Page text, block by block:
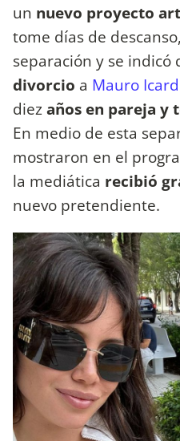
un nuevo proyecto
tome días de
separación y se
divorcio a Mauro
diezaños en pareja y
En medio de esta
mostraron en el
la mediática recibió
nuevo pretendiente.